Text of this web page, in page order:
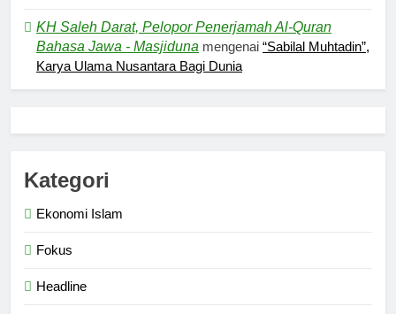
KH Saleh Darat, Pelopor Penerjamah Al-Quran
Bahasa Jawa - Masjiduna mengenai “Sabilal Muhtadin”,
Karya Ulama Nusantara Bagi Dunia
Kategori
Ekonomi Islam
Fokus
Headline
5
6
7